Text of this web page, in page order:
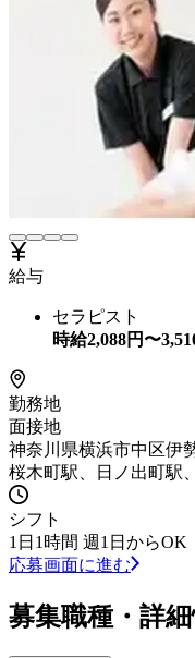
給与
セラピスト
時給2,088円〜
勤務地
面接地
神奈川県横浜市中区伊
桜木町駅、日ノ出町駅
シフト
1日1時間 週1日からOK
応募画面に進む
募集職種・詳